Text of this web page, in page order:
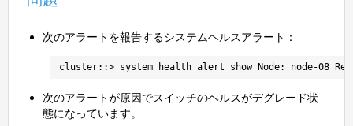
次のアラートを報告するシステムヘルスアラート：
cluster::> system health alert show Node: node-08
次のアラートが原因でスイッチのヘルスがデグレード状
態になっています。